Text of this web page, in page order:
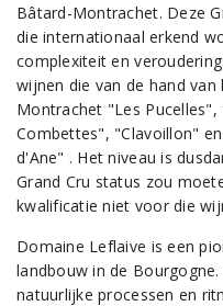
Bâtard-Montrachet. Deze
die internationaal erkend
complexiteit en
wijnen die van de hand
Montrachet "Les
Combettes", "Clavoillon"
d'Ane" . Het niveau is
Grand Cru status zou
kwalificatie niet voor die
Domaine Leflaive is een
landbouw in de
natuurlijke processen en